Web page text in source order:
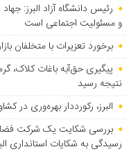
رئیس دانشگاه آزاد البرز:
و مسئولیت اجتماعی است
برخورد تعزیرات با متخلفان بازار املاک
پیگیری حق‌آبه باغات کلاک،
نتیجه رسید
البرز، رکورددار بهره‌وری در
بررسی شکایت یک شرکت
رسیدگی به شکایات استانداری